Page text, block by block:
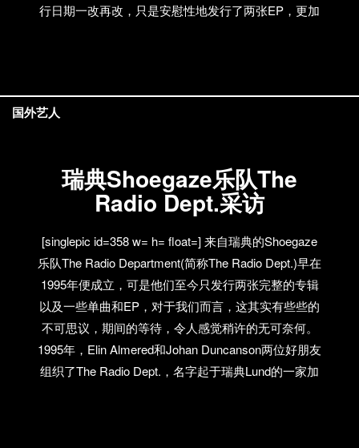
行日期一改再改，只是安慰性地发行了两张EP，更加
瑞典Shoegaze乐队The
Radio Dept.采访
[singlepic id=358 w= h= float=] 来自瑞典的Shoegaze
乐队The Radio Department(简称The Radio Dept.)早在
1995年便成立，可是他们至今只发行两张完整的专辑
以及一些单曲和EP，对于我们而言，这其实有些些的
不可思议，期间的等待，令人感觉稍许的无可奈何。
1995年，Elin Almered和Johan Duncanson两位好朋友
组织了The Radio Dept.，名字起于瑞典Lund的一家加
国外艺人